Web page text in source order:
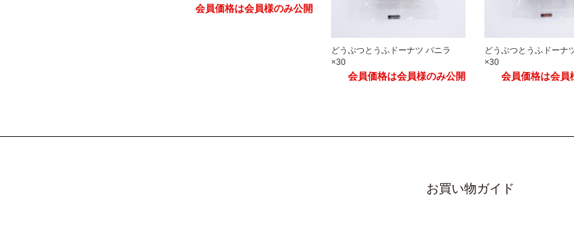
会員価格は会員様のみ公開
どうぶつとうふドーナツ バニラ
×30
会員価格は会員様のみ公開
どうぶつとうふドーナ
×30
会員価格は会員
お買い物ガイド